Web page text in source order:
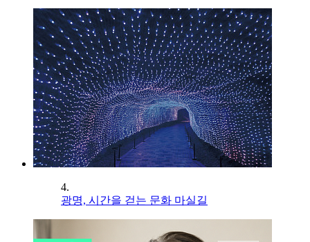
4.
광명, 시간을 걷는 문화 마실길